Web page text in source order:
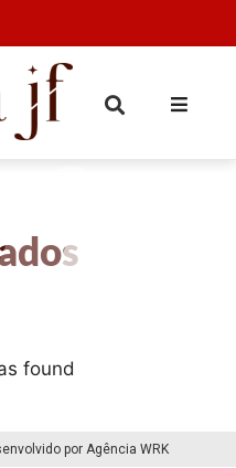
found
por Agência WRK